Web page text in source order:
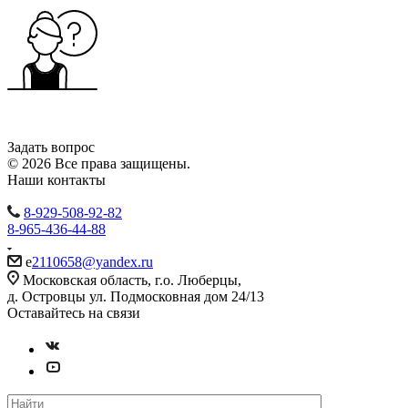
Задать вопрос
© 2026 Все права защищены.
Наши контакты
8-929-508-92-82
8-965-436-44-88
e2110658@yandex.ru
Московская область, г.о. Люберцы,
д. Островцы ул. Подмосковная дом 24/13
Оставайтесь на связи